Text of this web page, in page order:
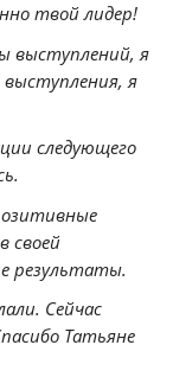
твой лидер!
выступлений, я
выступления, я
следующего
своей
результаты.
Сейчас
Татьяне